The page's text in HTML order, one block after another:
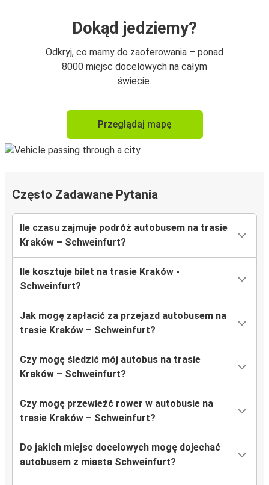
Dokąd jedziemy?
Odkryj, co mamy do zaoferowania – ponad
8000 miejsc docelowych na całym
świecie.
Przeglądaj mapę
Często Zadawane Pytania
Ile czasu zajmuje podróż autobusem na trasie
Kraków – Schweinfurt?
Ile kosztuje bilet na trasie Kraków -
Schweinfurt?
Jak mogę zapłacić za przejazd autobusem na
trasie Kraków – Schweinfurt?
Czy mogę śledzić mój autobus na trasie
Kraków – Schweinfurt?
Czy mogę przewieźć rower w autobusie na
trasie Kraków – Schweinfurt?
Do jakich miejsc docelowych mogę dojechać
autobusem z miasta Schweinfurt?